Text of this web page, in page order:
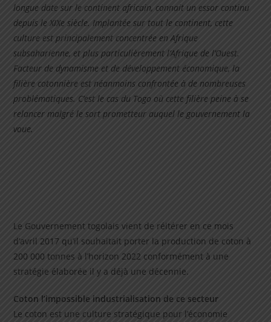
longue date sur le continent africain, connait un essor continu
depuis le XIXe siècle. Implantée sur tout le continent, cette
culture est principalement concentrée en Afrique
subsaharienne, et plus particulièrement l’Afrique de l’Ouest.
Facteur de dynamisme et de développement économique, la
filière cotonnière est néanmoins confrontée à de nombreuses
problématiques. C’est le cas du Togo où cette filière peine à se
relancer malgré le sort prometteur auquel le gouvernement la
voue.
Le Gouvernement togolais vient de réitérer en ce mois
d’avril 2017 qu’il souhaitait porter la production de coton à
200 000 tonnes à l’horizon 2022 conformément à une
stratégie élaborée il y a déjà une décennie.
Coton l’impossible industrialisation de ce secteur
Le coton est une culture stratégique pour l’économie